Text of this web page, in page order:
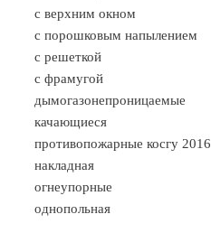
с верхним окном
с порошковым напылением
с решеткой
с фрамугой
дымогазонепроницаемые
качающиеся
противопожарные косгу 2016
накладная
огнеупорные
однопольная